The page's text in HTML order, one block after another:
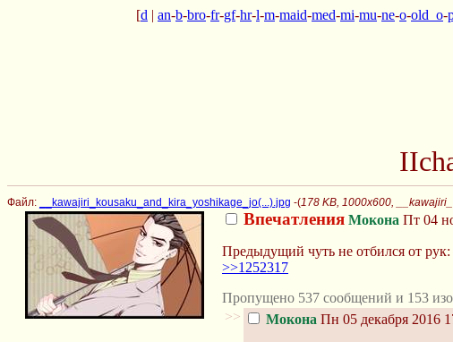
[d | an-b-bro-fr-gf-hr-l-m-maid-med-mi-mu-ne-o-old_o-
Файл: __kawajiri_kousaku_and_kira_yoshikage_jo(...).jpg -(178 KB, 1000x600,
Впечатления Мокона Пт 04
Предыдущий чуть не отбился от рук:
>>1252317
Пропущено 537 сообщений и 153
>>
Мокона Пн 05 декабря 2016